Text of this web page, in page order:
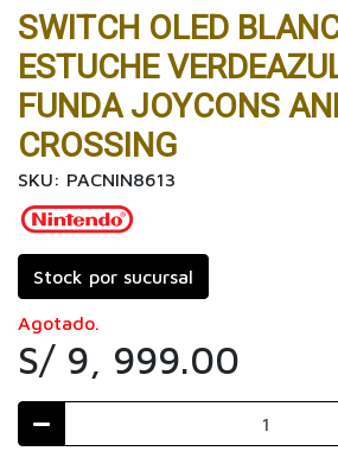
SWITCH OLED
ESTUCHE
FUNDA JOYCONS
CROSSING
SKU: PACNIN8613
Stock por sucursal
Agotado.
S/ 9, 999.00